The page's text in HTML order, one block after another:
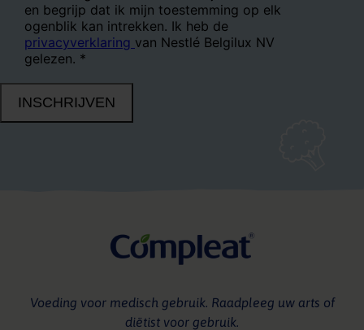
Voeding voor medisch gebruik. Raadpleeg uw arts of
diëtist voor gebruik.